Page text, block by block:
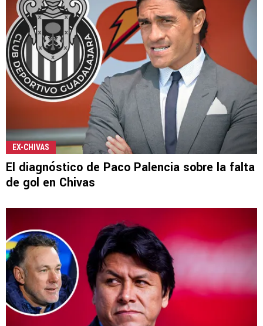
EX-CHIVAS
El diagnóstico de Paco Palencia sobre la falta
de gol en Chivas